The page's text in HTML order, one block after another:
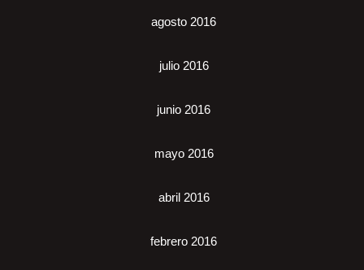
agosto 2016
julio 2016
junio 2016
mayo 2016
abril 2016
febrero 2016